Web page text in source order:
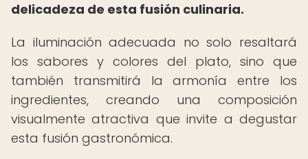
delicadeza de esta fusión culinaria.
La iluminación adecuada no solo resaltará
los sabores y colores del plato, sino que
también transmitirá la armonía entre los
ingredientes, creando una composición
visualmente atractiva que invite a degustar
esta fusión gastronómica.